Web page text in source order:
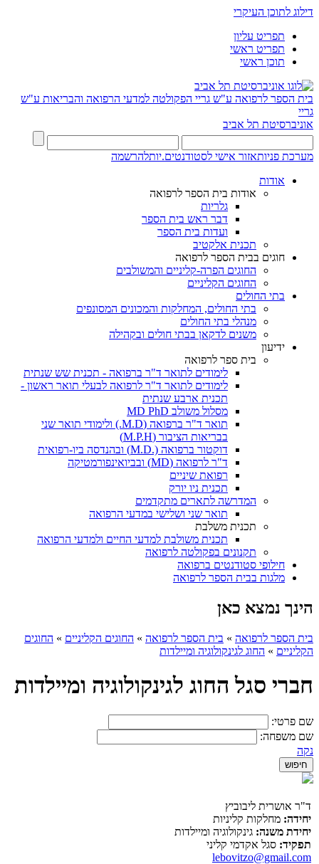
דילוג לתוכן העיקרי
תפריט עליון
תפריט ראשי
תוכן ראשי
בית הספר לרפואה ע"ש גריי הפקולטה למדעי הרפואה והבריאות ע"ש
גריי
אוניברסיטת תל אביב
מערכת פניותאזור אישי לסטודנטים.יותלהרשמה
אודות
אודות בית הספר לרפואה
גלריות
דבר ראש בית הספר
ועדות בית הספר
תכנית אלקטיב
חוגים בבית הספר לרפואה
החוגים הפרה-קליניים והמשולבים
החוגים הקליניים
בתי החולים
בתי החולים, המחלקות והמכונים המסונפים
מנהלי בתי החולים
משנים לדקאן בבתי חולים ובקהילה
ידיעון
בית ספר לרפואה
לימודים לתואר ד"ר ברפואה - תכנית שש שנתית
לימודים לתואר ד"ר לרפואה לבעלי תואר ראשון -
תכנית ארבע שנתית
מסלול משולב MD PhD
תואר ד"ר ברפואה (M.D.) ולימודי תואר שני
בבריאות הציבור (M.P.H)
דוקטור ברפואה (.M.D) ובהנדסה ביו-רפואית
ד"ר לרפואה (MD) ובביואינפורמטיקה
רפואת שיניים
תכנית ניו יורק
המדרשה לתארים מתקדמים
תואר שני ושלישי במדעי הרפואה
תכנית משלבת
תכנית משולבת למדעי החיים ולמדעי הרפואה
תקנונים בפקולטה לרפואה
חילופי סטודנטים ברפואה
מלגות בבית הספר לרפואה
הינך נמצא כאן
בית הספר לרפואה » בית הספר לרפואה » החוגים הקליניים » החוגים
הקליניים » החוג לגינקולוגיה ומיילדות
חברי סגל החוג לגינקולוגיה ומיילדות
שם פרטי:
שם משפחה:
נקה
ד"ר אושרית ליבוביץ
יחידה: מחלקות קליניות
יחידת משנה: גינקולוגיה ומיילדות
תפקיד: סגל אקדמי קליני
lebovitzo@gmail.com